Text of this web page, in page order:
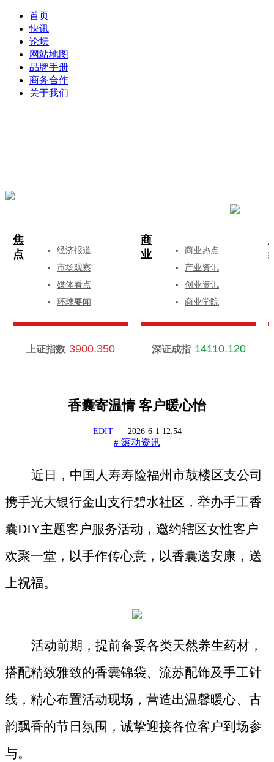
首页
快讯
论坛
网站地图
品牌手册
商务合作
关于我们
焦
点
经济报道
市场观察
媒体看点
环球要闻
商
业
商业热点
产业资讯
创业资讯
商业学院
上证指数 3900.350 深证成指 14110.120
香囊寄温情 客户暖心怡
EDIT 2026-6-1 12:54
# 滚动资讯
近日，中国人寿寿险福州市鼓楼区支公司
携手光大银行金山支行碧水社区，举办手工香
囊DIY主题客户服务活动，邀约辖区女性客户
欢聚一堂，以手作传心意，以香囊送安康，送
上祝福。
活动前期，提前备妥各类天然养生药材，
搭配精致雅致的香囊锦袋、流苏配饰及手工针
线，精心布置活动现场，营造出温馨暖心、古
韵飘香的节日氛围，诚挚迎接各位客户到场参
与。